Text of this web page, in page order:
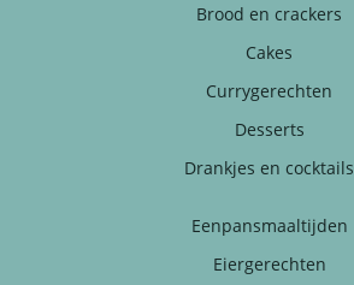
Brood en crackers
Cakes
Currygerechten
Desserts
Drankjes en cocktails
Eenpansmaaltijden
Eiergerechten